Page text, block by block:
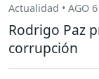
Actualidad • AGO
Rodrigo Paz
corrupción